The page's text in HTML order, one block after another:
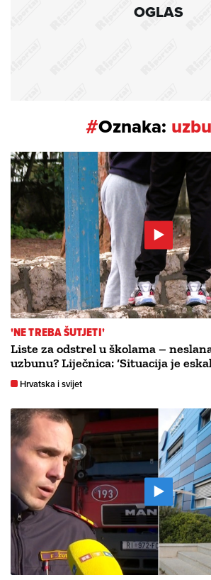
OGLAS
#Oznaka:
'NE TREBA ŠUTJETI'
Liste za odstrel u školama –
uzbunu? Liječnica: ‘Situacija je
Hrvatska i svijet